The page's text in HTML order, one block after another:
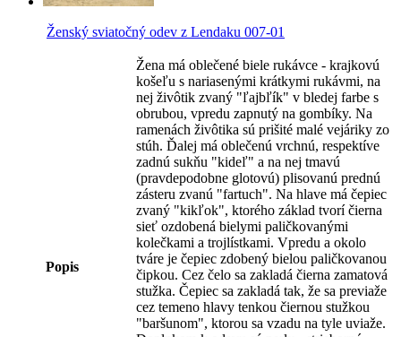
Ženský sviatočný odev z Lendaku 007-01
Popis
Žena má oblečené biele rukávce - krajkovú
košeľu s nariasenými krátkymi rukávmi, na
nej živôtik zvaný "ľajbľík" v bledej farbe s
obrubou, vpredu zapnutý na gombíky. Na
ramenách živôtika sú prišité malé vejáriky zo
stúh. Ďalej má oblečenú vrchnú, respektíve
zadnú sukňu "kideľ" a na nej tmavú
(pravdepodobne glotovú) plisovanú prednú
zásteru zvanú "fartuch". Na hlave má čepiec
zvaný "kikľok", ktorého základ tvorí čierna
sieť ozdobená bielymi paličkovanými
kolečkami a trojlístkami. Vpredu a okolo
tváre je čepiec zdobený bielou paličkovanou
čipkou. Cez čelo sa zakladá čierna zamatová
stužka. Čepiec sa zakladá tak, že sa previaže
cez temeno hlavy tenkou čiernou stužkou
"baršunom", ktorou sa vzadu na tyle uviaže.